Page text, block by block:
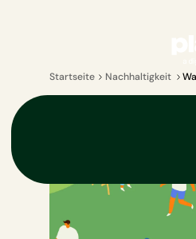
Startseite Nachhaltigkeit